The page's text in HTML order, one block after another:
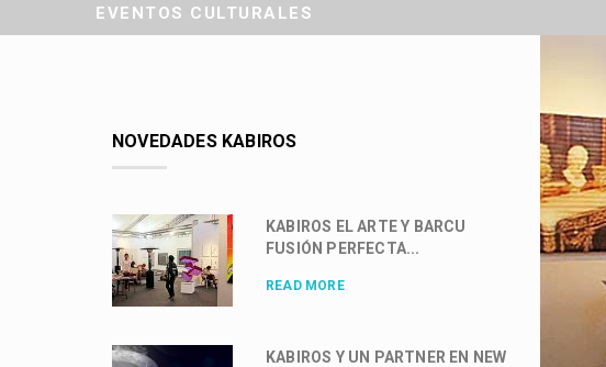
EVENTOS CULTURALES
NOVEDADES KABIROS
KABIROS EL ARTE Y BARCU
FUSIÓN PERFECTA...
READ MORE
KABIROS Y UN PARTNER EN NEW